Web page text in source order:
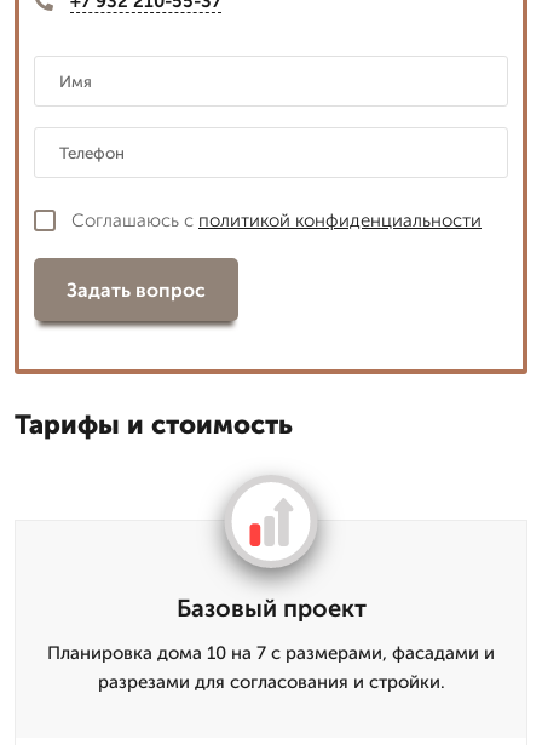
Соглашаюсь с политикой конфиденциальности
Задать вопрос
Тарифы и стоимость
Базовый проект
Планировка дома 10 на 7 с размерами, фасадами и
разрезами для согласования и стройки.